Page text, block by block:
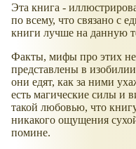
Эта книга -
по всему, что связано с
книги лучше на данную
Факты, мифы про этих
представлены в
они едят, как за ними
есть магические силы и
такой любовью, что
никакого ощущения
помине.